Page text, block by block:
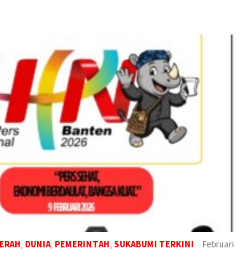
, DUNIA, PEMERINTAH, SUKABUMI TERKINI
Februari